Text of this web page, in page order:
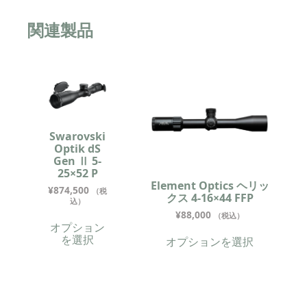
関連製品
Swarovski
Optik dS
Gen Ⅱ 5-
25×52 P
¥874,500
（税
込）
オプション
を選択
Element Optics ヘリッ
クス 4-16×44 FFP
¥88,000 （税込）
オプションを選択